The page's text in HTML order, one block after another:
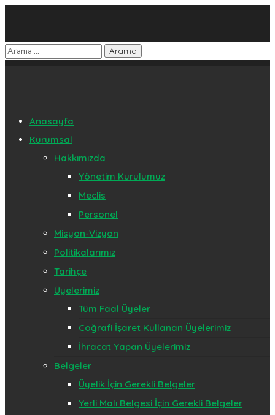
Anasayfa
Kurumsal
Hakkımızda
Yönetim Kurulumuz
Meclis
Personel
Misyon-Vizyon
Politikalarımız
Tarihçe
Üyelerimiz
Tüm Faal Üyeler
Coğrafi İşaret Kullanan Üyelerimiz
İhracat Yapan Üyelerimiz
Belgeler
Üyelik İçin Gerekli Belgeler
Yerli Malı Belgesi İçin Gerekli Belgeler